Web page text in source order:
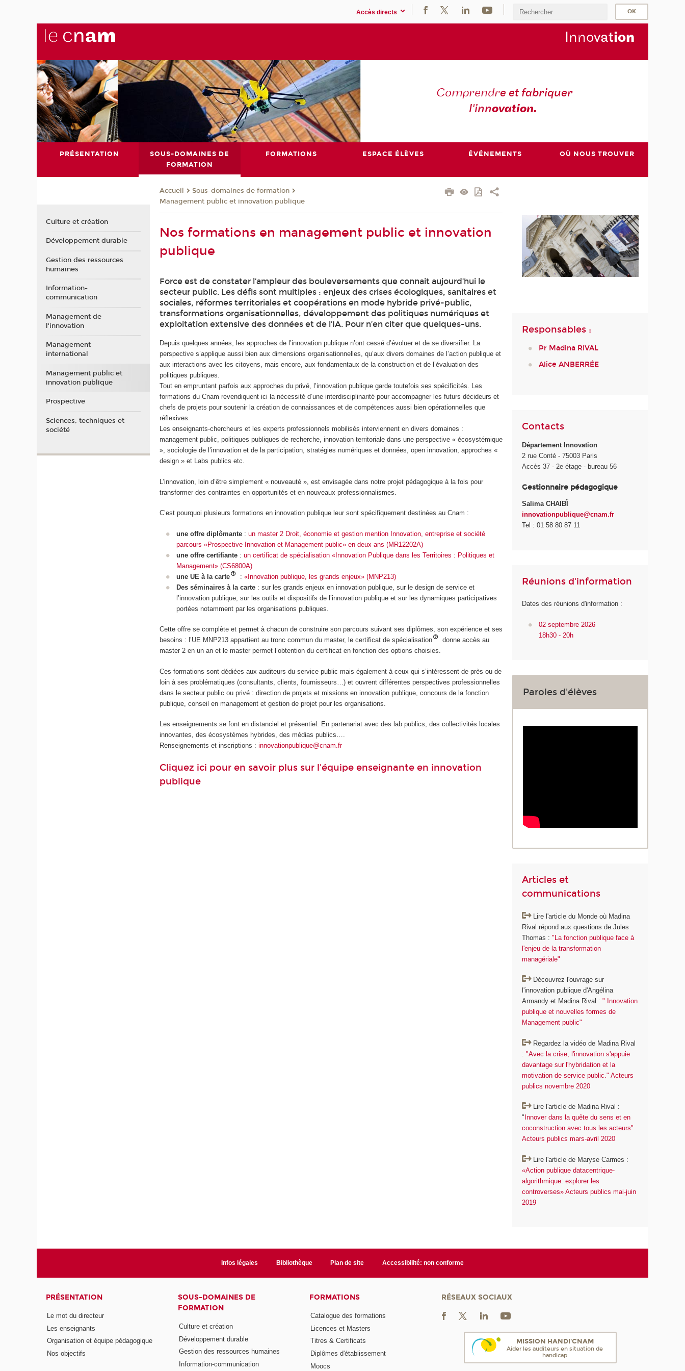
Accès directs
Innovation
Comprendre et fabriquer
l'innovation.
PRÉSENTATION
SOUS-DOMAINES DE
FORMATION
FORMATIONS ESPACE ÉLÈVES ÉVÉNEMENTS OÙ NOUS TROUVER
Accueil
Sous-domaines de formation
Management public et innovation publique
Nos formations en management public et innovation
publique
Force est de constater l’ampleur des bouleversements que connait aujourd’hui le
secteur public. Les défis sont multiples : enjeux des crises écologiques, sanitaires et
sociales, réformes territoriales et coopérations en mode hybride privé-public,
transformations organisationnelles, développement des politiques numériques et
exploitation extensive des données et de l’IA. Pour n’en citer que quelques-uns.
Depuis quelques années, les approches de l’innovation publique n’ont cessé d’évoluer et de se diversifier. La
perspective s’applique aussi bien aux dimensions organisationnelles, qu’aux divers domaines de l’action publique et
aux interactions avec les citoyens, mais encore, aux fondamentaux de la construction et de l’évaluation des
politiques publiques.
Tout en empruntant parfois aux approches du privé, l’innovation publique garde toutefois ses spécificités. Les
formations du Cnam revendiquent ici la nécessité d’une interdisciplinarité pour accompagner les futurs décideurs et
chefs de projets pour soutenir la création de connaissances et de compétences aussi bien opérationnelles que
réflexives.
Les enseignants-chercheurs et les experts professionnels mobilisés interviennent en divers domaines :
management public, politiques publiques de recherche, innovation territoriale dans une perspective « écosystémique
», sociologie de l’innovation et de la participation, stratégies numériques et données, open innovation, approches «
design » et Labs publics etc.
L’innovation, loin d’être simplement « nouveauté », est envisagée dans notre projet pédagogique à la fois pour
transformer des contraintes en opportunités et en nouveaux professionnalismes.
C’est pourquoi plusieurs formations en innovation publique leur sont spécifiquement destinées au Cnam :
une offre diplômante : un master 2 Droit, économie et gestion mention Innovation, entreprise et société
parcours «Prospective Innovation et Management public» en deux ans (MR12202A)
une offre certifiante: un certificat de spécialisation «Innovation Publique dans les Territoires : Politiques et
Management» (CS6800A)
une UE à la carte
: «Innovation publique, les grands enjeux» (MNP213)
Des séminaires à la carte: sur les grands enjeux en innovation publique, sur le design de service et
l’innovation publique, sur les outils et dispositifs de l’innovation publique et sur les dynamiques participatives
portées notamment par les organisations publiques.​
Cette offre se complète et permet à chacun de construire son parcours suivant ses diplômes, son expérience et ses
besoins : l’UE MNP213 appartient au tronc commun du master, le certificat de spécialisation
donne accès au
master 2 en un an et le master permet l’obtention du certificat en fonction des options choisies.
Ces formations sont dédiées aux auditeurs du service public mais également à ceux qui s’intéressent de près ou de
loin à ses problématiques (consultants, clients, fournisseurs…) et ouvrent différentes perspectives professionnelles
dans le secteur public ou privé : direction de projets et missions en innovation publique, concours de la fonction
publique, conseil en management et gestion de projet pour les organisations.
Les enseignements se font en distanciel et présentiel. En partenariat avec des lab publics, des collectivités locales
innovantes, des écosystèmes hybrides, des médias publics….
Renseignements et inscriptions :innovationpublique@cnam.fr
Cliquez ici pour en savoir plus sur l'équipe enseignante en innovation
publique
Responsables :
PrMadina RIVAL
Alice ANBERRÉE
Contacts
Département Innovation
2 rue Conté - 75003 Paris
Accès 37 - 2e étage - bureau 56
Gestionnaire pédagogique
Salima CHAIBÏ
innovationpublique@cnam.fr
Tel : 01 58 80 87 11
Réunions d'information
Dates des réunions d'information :
02 septembre 2026
18h30 - 20h
Paroles d'élèves
Articles et
communications
Lire l'article du Monde où Madina
Rival répond aux questions de Jules
Thomas :"La fonction publique face à
l'enjeu de la transformation
managériale"
Découvrez l'ouvrage sur
l'innovation publique d'Angélina
Armandy et Madina Rival :" Innovation
publique et nouvelles formes de
Management public"
Regardez la vidéo de Madina Rival
:"Avec la crise, l'innovation s'appuie
davantage sur l'hybridation et la
motivation de service public." Acteurs
publics novembre 2020
Lire l'article de Madina Rival :
" Innover dans la quête du sens et en
coconstruction avec tous les acteurs"
Acteurs publics mars-avril 2020
Lire l'article de Maryse Carmes :
«Action publique datacentrique-
algorithmique: explorer les
controverses» Acteurs publics mai-juin
2019
Culture et création
Développement durable
Gestion des ressources
humaines
Information-
communication
Management de
l'innovation
Management
international
Management public et
innovation publique
Prospective
Sciences, techniques et
société
Infos légales Bibliothèque Plan de site Accessibilité: non conforme
PRÉSENTATION
Le mot du directeur
Les enseignants
Organisation et équipe pédagogique
Nos objectifs
SOUS-DOMAINES DE
FORMATION
Culture et création
Développement durable
Gestion des ressources humaines
Information-communication
FORMATIONS
Catalogue des formations
Licences et Masters
Titres & Certificats
Diplômes d'établissement
Moocs
RÉSEAUX SOCIAUX
MISSION HANDI'CNAM
Aider les auditeurs en situation de
handicap